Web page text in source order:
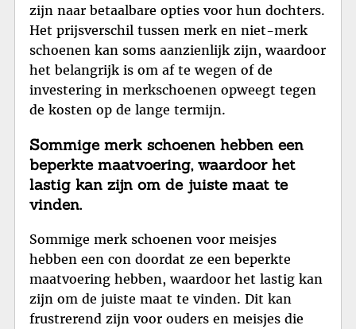
zijn naar betaalbare opties voor hun dochters.
Het prijsverschil tussen merk en niet-merk
schoenen kan soms aanzienlijk zijn, waardoor
het belangrijk is om af te wegen of de
investering in merkschoenen opweegt tegen
de kosten op de lange termijn.
Sommige merk schoenen hebben een
beperkte maatvoering, waardoor het
lastig kan zijn om de juiste maat te
vinden.
Sommige merk schoenen voor meisjes
hebben een con doordat ze een beperkte
maatvoering hebben, waardoor het lastig kan
zijn om de juiste maat te vinden. Dit kan
frustrerend zijn voor ouders en meisjes die